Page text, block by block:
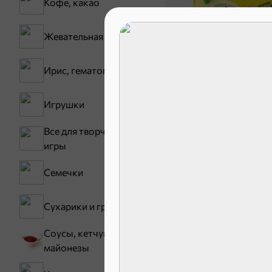
Жевательная резинка
Ирис, гематоген
Игрушки
Все для творчества,
игры
Семечки
Сухарики и гренки
Соусы, кетчупы,
майонезы